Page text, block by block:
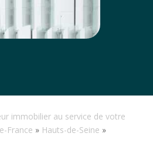
immobilier au service de votre
France » Hauts-de-Seine »